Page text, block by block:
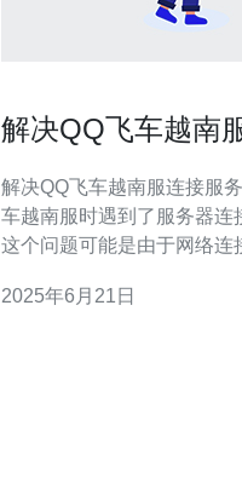
解决QQ飞车越南
解决QQ飞车越南服连接服务器问题 许多玩家
车越南服时遇到了服务器连
这个问题可能是由于网络连
络连接稳定，可以尝试重新
2025年6月21日